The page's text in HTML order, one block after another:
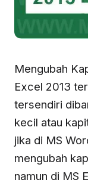
Mengubah
Excel 2013
tersendiri
kecil atau
jika di MS
mengubah
namun di MS